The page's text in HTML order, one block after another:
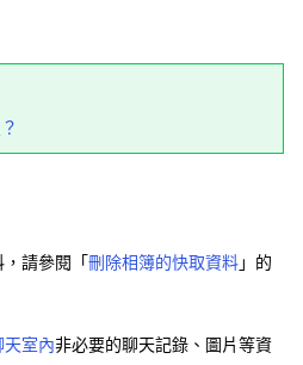
請參閱「刪除相簿的快取資料」的
室內非必要的聊天記錄、圖片等資